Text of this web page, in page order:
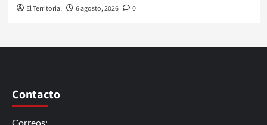
El Territorial 6 agosto, 2026 0
Contacto
Correos: